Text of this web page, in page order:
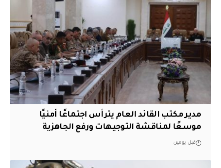
مدير مكتب القائد العام يترأس اجتماعًا أمنيًا
موسعًا لمناقشة التوجيهات ورفع الجاهزية
قبل يومين